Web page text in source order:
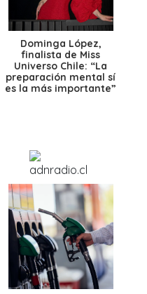
Dominga López,
finalista de Miss
Universo Chile: “La
preparación mental sí
es la más importante”